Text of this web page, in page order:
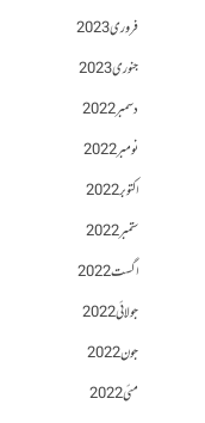
فروری 2023
جنوری 2023
دسمبر 2022
نومبر 2022
اکتوبر 2022
ستمبر 2022
اگست 2022
جولائی 2022
جون 2022
مئی 2022